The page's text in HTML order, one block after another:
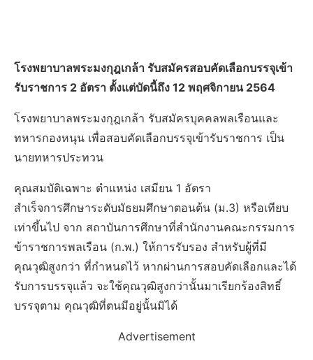
โรงพยาบาลพระมงกุฎเกล้า รับสมัครสอบคัดเลือกบรรจุเข้า
รับราชการ 2 อัตรา ตั้งแต่บัดนี้ถึง 12 พฤศจิกายน 2564
โรงพยาบาลพระมงกุฎเกล้า รับสมัครบุคคลพลเรือนและ
ทหารกองหนุน เพื่อสอบคัดเลือกบรรจุเข้ารับราชการ เป็น
นายทหารประทวน
คุณสมบัติเฉพาะ ตำแหน่ง เสมียน 1 อัตรา
สำเร็จการศึกษาระดับมัธยมศึกษาตอนต้น (ม.3) หรือเทียบ
เท่าขึ้นไป จาก สถาบันการศึกษาที่สำนักงานคณะกรรมการ
ข้าราชการพลเรือน (ก.พ.) ให้การรับรอง สำหรับผู้ที่มี
คุณวุฒิสูงกว่า ที่กำหนดไว้ หากผ่านการสอบคัดเลือกและได้
รับการบรรจุแล้ว จะใช้คุณวุฒิสูงกว่านั้นมาเรียกร้องสิทธิ์
บรรจุตาม คุณวุฒิที่ตนมีอยู่นั้นมิได้
Advertisement